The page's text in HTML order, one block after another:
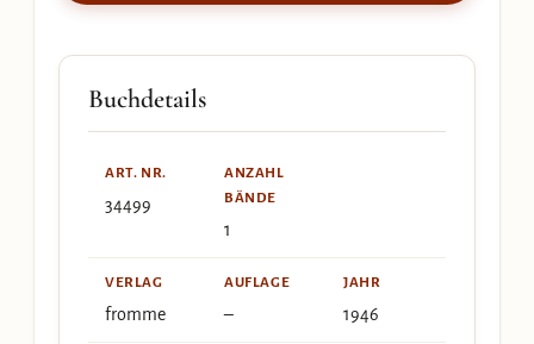
Buchdetails
ART. NR.
34499
ANZAHL
BÄNDE
1
VERLAG
fromme
AUFLAGE
–
JAHR
1946